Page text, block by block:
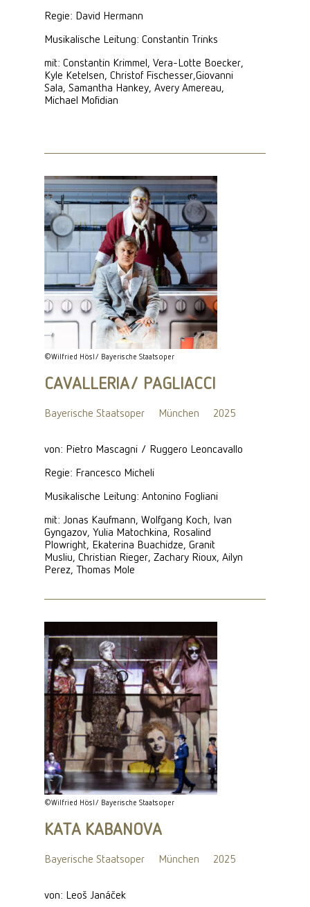
Regie: David Hermann
Musikalische Leitung: Constantin Trinks
mit: Constantin Krimmel, Vera-Lotte Boecker,
Kyle Ketelsen, Christof Fischesser,Giovanni
Sala, Samantha Hankey, Avery Amereau,
Michael Mofidian
©Wilfried Hösl/ Bayerische Staatsoper
CAVALLERIA/ PAGLIACCI
Bayerische Staatsoper München 2025
von: Pietro Mascagni / Ruggero Leoncavallo
Regie: Francesco Micheli
Musikalische Leitung: Antonino Fogliani
mit: Jonas Kaufmann, Wolfgang Koch, Ivan
Gyngazov, Yulia Matochkina, Rosalind
Plowright, Ekaterina Buachidze, Granit
Musliu, Christian Rieger, Zachary Rioux, Ailyn
Perez, Thomas Mole
©Wilfried Hösl/ Bayerische Staatsoper
KATA KABANOVA
Bayerische Staatsoper München 2025
von: Leoš Janáček